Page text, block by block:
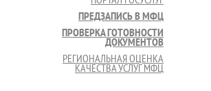
ПРЕДЗАПИСЬ В МФЦ
ПРОВЕРКА ГОТОВНОСТИ
ДОКУМЕНТОВ
РЕГИОНАЛЬНАЯ ОЦЕНКА
КАЧЕСТВА УСЛУГ МФЦ